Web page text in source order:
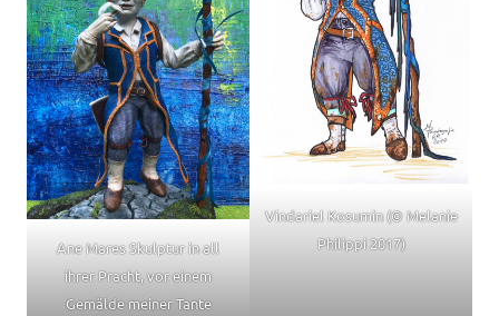
Ane Mares Skulptur in all
ihrer Pracht, vor einem
Gemälde meiner Tante
Vindariel Kosumin (© Melanie
Philippi 2017)